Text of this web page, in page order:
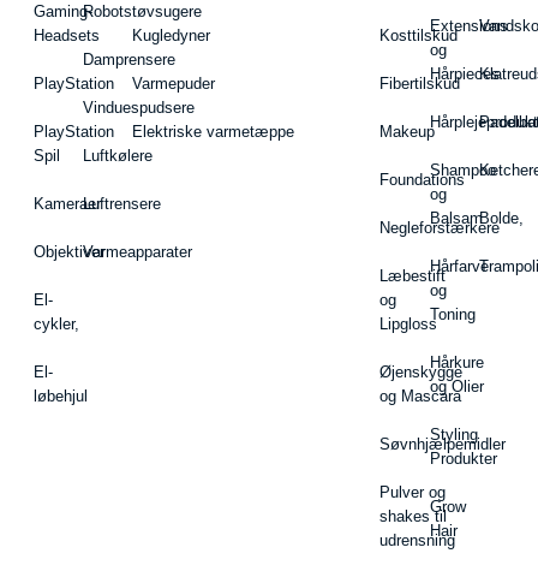
Gaming-
Headsets
PlayStation
PlayStation
Spil
Kameraer
Objektiver
El-
cykler,
El-
løbehjul
Robotstøvsugere
Damprensere
Vinduespudsere
Luftkølere
Luftrensere
Varmeapparater
Kugledyner
Varmepuder
Elektriske varmetæppe
Kosttilskud
Fibertilskud
Makeup
Foundations
Negleforstærkere
Læbestift
og
Lipgloss
Øjenskygge
og Mascara
Søvnhjælpemidler
Pulver og
shakes til
udrensning
Extensions
og
Hårpieces
Shampoo
og
Balsam
Hårfarve
og
Toning
Hårkure
og Olier
Styling
Produkter
Grow
Hair
Vandsko
Bolde,